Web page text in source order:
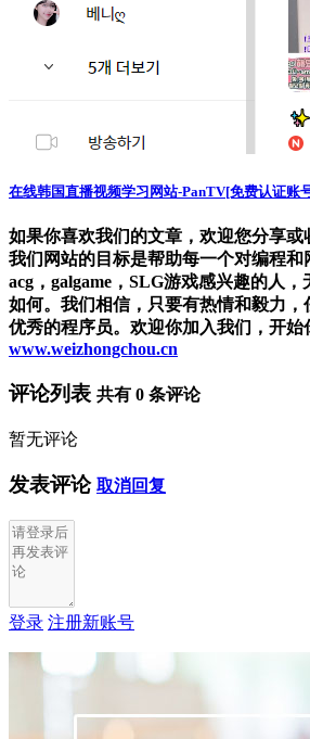
在线韩国直播视频学习网站-PanTV[免费认证账
如果你喜欢我们的文章，欢迎您分享或
我们网站的目标是帮助每一个对编程和
acg，galgame，SLG游戏感兴趣的人
如何。我们相信，只要有热情和毅力
优秀的程序员。欢迎你加入我们，开始
www.weizhongchou.cn
评论列表 共有 0 条评论
暂无评论
发表评论 取消回复
登录 注册新账号